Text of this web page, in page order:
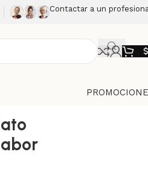
Contactar a un
$